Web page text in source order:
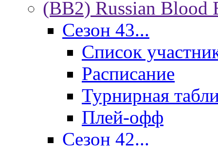
(BB2) Russian Blood
Сезон 43...
Список
Расписание
Турнирная
Плей-офф
Сезон 42...